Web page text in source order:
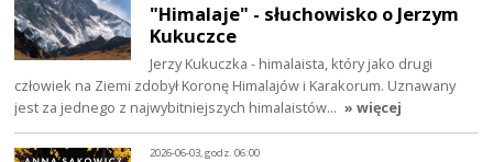
"Himalaje" - słuchowisko o Jerzym
Kukuczce
Jerzy Kukuczka - himalaista, który jako drugi
człowiek na Ziemi zdobył Koronę Himalajów i Karakorum. Uznawany
jest za jednego z najwybitniejszych himalaistów… » więcej
2026-06-03, godz. 06:00